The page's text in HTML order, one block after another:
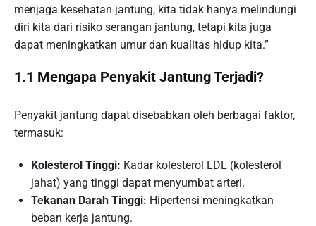
menjaga kesehatan jantung, kita tidak hanya melindungi
diri kita dari risiko serangan jantung, tetapi kita juga
dapat meningkatkan umur dan kualitas hidup kita.”
1.1 Mengapa Penyakit Jantung Terjadi?
Penyakit jantung dapat disebabkan oleh berbagai faktor,
termasuk:
Kolesterol Tinggi: Kadar kolesterol LDL (kolesterol
jahat) yang tinggi dapat menyumbat arteri.
Tekanan Darah Tinggi: Hipertensi meningkatkan
beban kerja jantung.